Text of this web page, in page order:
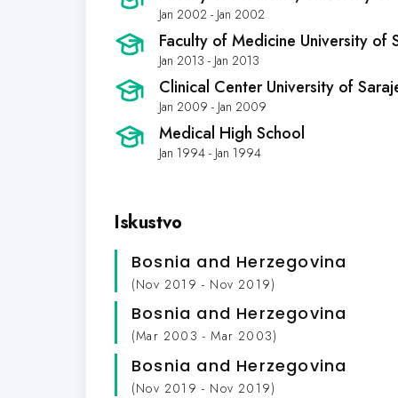
Jan 2002 - Jan 2002
Faculty of Medicine University of
Jan 2013 - Jan 2013
Clinical Center University of
Jan 2009 - Jan 2009
Medical High School
Jan 1994 - Jan 1994
Iskustvo
Bosnia and Herzegovina
(Nov 2019 - Nov 2019)
Bosnia and Herzegovina
(Mar 2003 - Mar 2003)
Bosnia and Herzegovina
(Nov 2019 - Nov 2019)